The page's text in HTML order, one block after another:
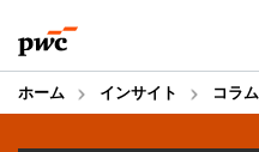
to
content
to
footer
ホーム インサイト コラ